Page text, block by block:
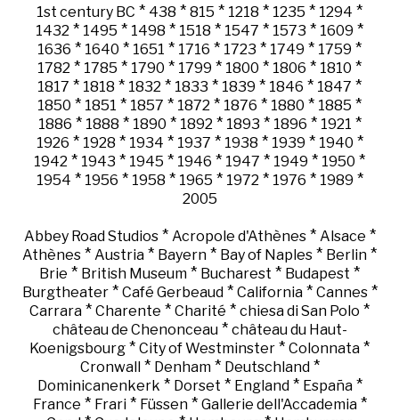
1st century BC * 438 * 815 * 1218 * 1235 * 1294 *
1432 * 1495 * 1498 * 1518 * 1547 * 1573 * 1609 *
1636 * 1640 * 1651 * 1716 * 1723 * 1749 * 1759 *
1782 * 1785 * 1790 * 1799 * 1800 * 1806 * 1810 *
1817 * 1818 * 1832 * 1833 * 1839 * 1846 * 1847 *
1850 * 1851 * 1857 * 1872 * 1876 * 1880 * 1885 *
1886 * 1888 * 1890 * 1892 * 1893 * 1896 * 1921 *
1926 * 1928 * 1934 * 1937 * 1938 * 1939 * 1940 *
1942 * 1943 * 1945 * 1946 * 1947 * 1949 * 1950 *
1954 * 1956 * 1958 * 1965 * 1972 * 1976 * 1989 *
2005
Abbey Road Studios* Acropole d'Athènes* Alsace *
Athènes * Austria * Bayern * Bay of Naples * Berlin *
Brie * British Museum * Bucharest * Budapest *
Burgtheater* Café Gerbeaud* California* Cannes*
Carrara * Charente * Charité * chiesa di San Polo *
château de Chenonceau* château du Haut-
Koenigsbourg * City of Westminster * Colonnata *
Cronwall* Denham* Deutschland*
Dominicanenkerk * Dorset * England* España*
France * Frari* Füssen* Gallerie dell'Accademia*